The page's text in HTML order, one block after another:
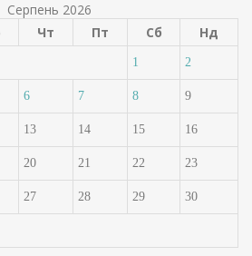
Серпень 2026
Чт Пт Сб Нд
1 2
6 7 8 9
13 14 15 16
20 21 22 23
27 28 29 30